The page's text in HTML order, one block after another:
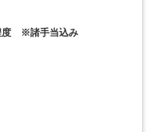
度 ※諸手当込み